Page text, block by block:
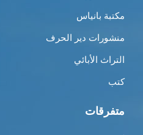
مكتبة بانياس
منشورات دير الحرف
التراث الأبائي
كتب
متفرقات